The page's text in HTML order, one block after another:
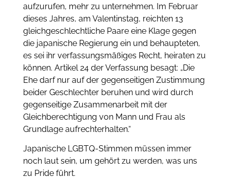
aufzurufen, mehr zu unternehmen. Im Februar
dieses Jahres, am Valentinstag, reichten 13
gleichgeschlechtliche Paare eine Klage gegen
die japanische Regierung ein und behaupteten,
es sei ihr verfassungsmäßiges Recht, heiraten zu
können. Artikel 24 der Verfassung besagt: „Die
Ehe darf nur auf der gegenseitigen Zustimmung
beider Geschlechter beruhen und wird durch
gegenseitige Zusammenarbeit mit der
Gleichberechtigung von Mann und Frau als
Grundlage aufrechterhalten.“
Japanische LGBTQ-Stimmen müssen immer
noch laut sein, um gehört zu werden, was uns
zu Pride führt.